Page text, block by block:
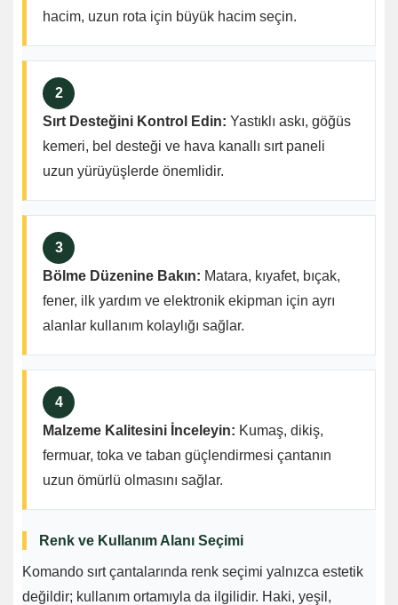
hacim, uzun rota için büyük hacim seçin.
2
Sırt Desteğini Kontrol Edin: Yastıklı askı, göğüs
kemeri, bel desteği ve hava kanallı sırt paneli
uzun yürüyüşlerde önemlidir.
3
Bölme Düzenine Bakın: Matara, kıyafet, bıçak,
fener, ilk yardım ve elektronik ekipman için ayrı
alanlar kullanım kolaylığı sağlar.
4
Malzeme Kalitesini İnceleyin: Kumaş, dikiş,
fermuar, toka ve taban güçlendirmesi çantanın
uzun ömürlü olmasını sağlar.
Renk ve Kullanım Alanı Seçimi
Komando sırt çantalarında renk seçimi yalnızca estetik
değildir; kullanım ortamıyla da ilgilidir. Haki, yeşil,